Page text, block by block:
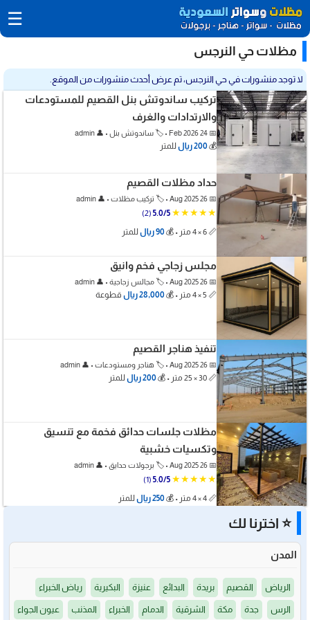
☰
مظلات حي النرجس
لا توجد منشورات في حي النرجس، تم عرض أحدث منشورات من الموقع.
تركيب ساندوتش بنل القصيم للمستودعات
والارتدادات والغرف
📅 24 Feb 2026 • 🏷️ ساندوتش بنل • 👤 admin
💰200 ريال للمتر
حداد مظلات القصيم
📅 26 Aug 2025 • 🏷️ تركيب مظلات • 👤 admin
★★★★★
5.0/5
(2)
📏 6 × 4 متر • 💰
90 ريال للمتر
مجلس زجاجي فخم وانيق
📅 26 Aug 2025 • 🏷️ مجالس زجاجية • 👤 admin
📏 5 × 4 متر • 💰 28,000 ريال قطوعة
تنفيذ هناجر القصيم
📅 26 Aug 2025 • 🏷️ هناجر ومستودعات • 👤 admin
📏 30 × 25 متر • 💰 200 ريال للمتر
مظلات جلسات حدائق فخمة مع تنسيق
وتكسيات خشبية
📅 26 Aug 2025 • 🏷️ برجولات حدايق • 👤 admin
★★★★★
5.0/5
(1)
📏 4 × 4 متر • 💰
250 ريال للمتر
⭐ اخترنا لك
المدن
الرياض القصيم بريدة البدائع عنيزة البكيرية رياض الخبراء
الرس جدة مكة الشرقية الدمام الخبراء المذنب عيون الجواء